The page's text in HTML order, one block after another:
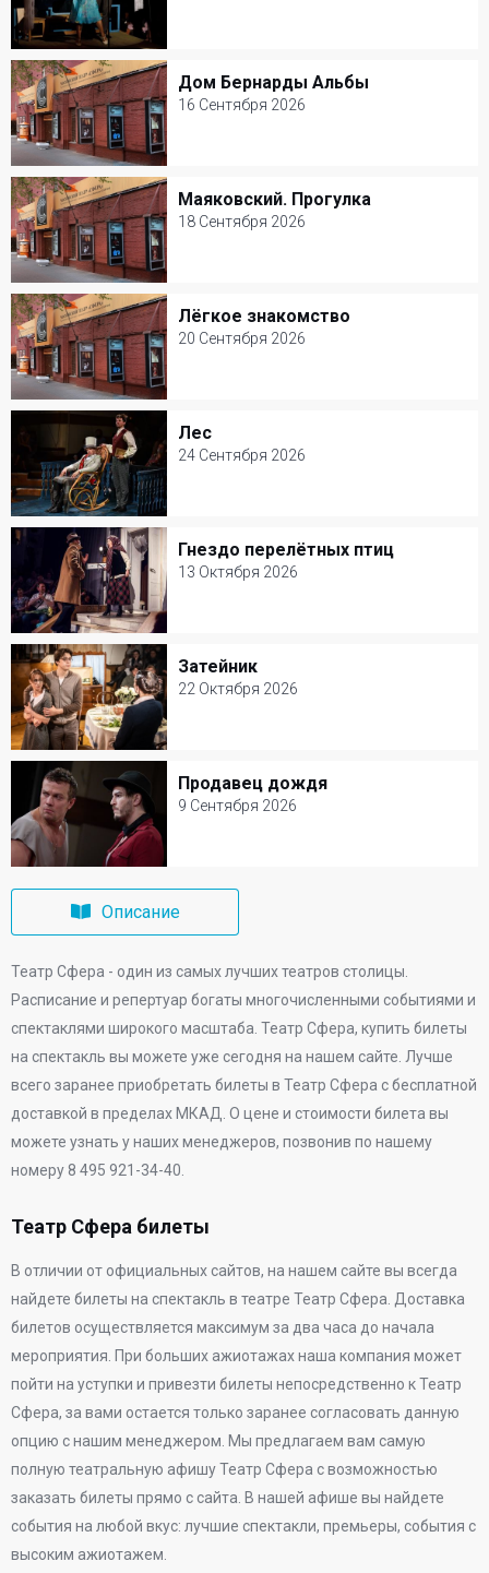
8 Сентября 2026
Театр Сфера
Билеты от 3000 р.
Дом Бернарды Альбы
16 Сентября 2026
Дом Бернарды Альбы
16 Сентября 2026
Театр Сфера
Билеты от 3000 р.
Маяковский. Прогулка
18 Сентября 2026
Маяковский. Прогулка
18 Сентября 2026
Театр Сфера
Билеты от 3000 р.
Лёгкое знакомство
20 Сентября 2026
Лёгкое знакомство
20 Сентября 2026
Театр Сфера
Билеты от 3000 р.
Лес
24 Сентября 2026
Лес
24 Сентября 2026
Театр Сфера
Билеты от 3000 р.
Гнездо перелётных птиц
13 Октября 2026
Гнездо перелётных птиц
13 Октября 2026
Театр Сфера
Билеты от 3000 р.
Затейник
22 Октября 2026
Затейник
22 Октября 2026
Театр Сфера
Билеты от 3000 р.
Продавец дождя
9 Сентября 2026
Продавец дождя
9 Сентября 2026
Билеты от 3000 р.
Описание
Театр Сфера - один из самых лучших театров столицы.
Расписание и репертуар богаты многочисленными событиями и
спектаклями широкого масштаба. Театр Сфера, купить билеты
на спектакль вы можете уже сегодня на нашем сайте. Лучше
всего заранее приобретать билеты в Театр Сфера с бесплатной
доставкой в пределах МКАД. О цене и стоимости билета вы
можете узнать у наших менеджеров, позвонив по нашему
номеру 8 495 921-34-40.
Театр Сфера билеты
В отличии от официальных сайтов, на нашем сайте вы всегда
найдете билеты на спектакль в театре Театр Сфера. Доставка
билетов осуществляется максимум за два часа до начала
мероприятия. При больших ажиотажах наша компания может
пойти на уступки и привезти билеты непосредственно к Театр
Сфера, за вами остается только заранее согласовать данную
опцию с нашим менеджером. Мы предлагаем вам самую
полную театральную афишу Театр Сфера с возможностью
заказать билеты прямо с сайта. В нашей афише вы найдете
события на любой вкус: лучшие спектакли, премьеры, события с
высоким ажиотажем.